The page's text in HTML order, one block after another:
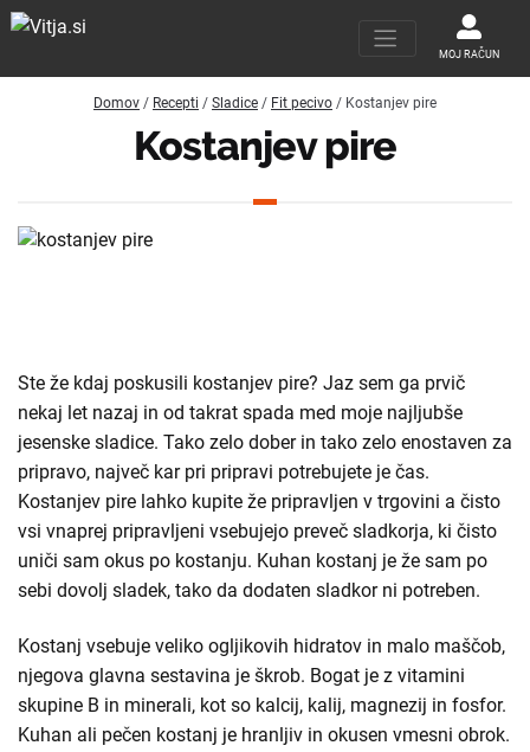
MOJ RAČUN
Domov / Recepti / Sladice / Fit pecivo / Kostanjev pire
Kostanjev pire
Ste že kdaj poskusili kostanjev pire? Jaz sem ga prvič
nekaj let nazaj in od takrat spada med moje najljubše
jesenske sladice. Tako zelo dober in tako zelo enostaven za
pripravo, največ kar pri pripravi potrebujete je čas.
Kostanjev pire lahko kupite že pripravljen v trgovini a čisto
vsi vnaprej pripravljeni vsebujejo preveč sladkorja, ki čisto
uniči sam okus po kostanju. Kuhan kostanj je že sam po
sebi dovolj sladek, tako da dodaten sladkor ni potreben.
Kostanj vsebuje veliko ogljikovih hidratov in malo maščob,
njegova glavna sestavina je škrob. Bogat je z vitamini
skupine B in minerali, kot so kalcij, kalij, magnezij in fosfor.
Kuhan ali pečen kostanj je hranljiv in okusen vmesni obrok.